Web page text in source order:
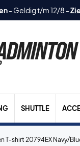
- Geldig t/m 12/8 -
SHUTTLE
T-shirt 20794EX Navy/